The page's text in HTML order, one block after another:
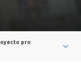
pro